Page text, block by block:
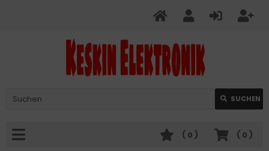
Verwende
die
nach
oben
SUCHEN
( 0 )
( 0 )